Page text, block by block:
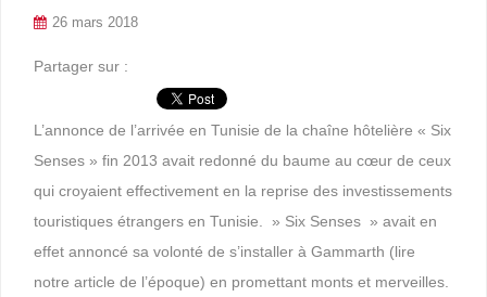
26 mars 2018
Partager sur :
L’annonce de l’arrivée en Tunisie de la chaîne hôtelière « Six
Senses » fin 2013 avait redonné du baume au cœur de ceux
qui croyaient effectivement en la reprise des investissements
touristiques étrangers en Tunisie. » Six Senses » avait en
effet annoncé sa volonté de s’installer à Gammarth (lire
notre article de l’époque) en promettant monts et merveilles.